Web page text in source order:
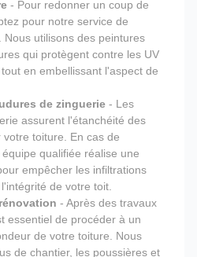
- Pour redonner un coup de
pour notre service de
Nous utilisons des peintures
qui protègent contre les UV
en embellissant l'aspect de
de zinguerie - Les
assurent l'étanchéité des
toiture. En cas de
qualifiée réalise une
empêcher les infiltrations
de votre toit.
- Après des travaux
essentiel de procéder à un
de votre toiture. Nous
de chantier, les poussières et